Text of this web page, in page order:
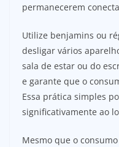
permanecerem
Utilize benjamins ou
desligar vários
sala de estar ou do
e garante que o
Essa prática simples
significativamente ao
Mesmo que o